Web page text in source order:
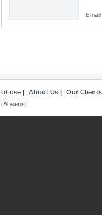
use| About Us| Our Clients
Absensi